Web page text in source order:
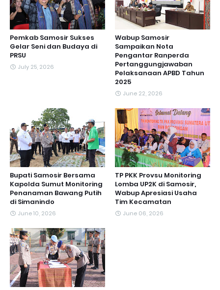
Pemkab Samosir Sukses
Gelar Seni dan Budaya di
PRSU
July 25, 2026
Wabup Samosir
Sampaikan Nota
Pengantar Ranperda
Pertanggungjawaban
Pelaksanaan APBD Tahun
2025
June 22, 2026
Bupati Samosir Bersama
Kapolda Sumut Monitoring
Penanaman Bawang Putih
di Simanindo
June 10, 2026
TP PKK Provsu Monitoring
Lomba UP2K di Samosir,
Wabup Apresiasi Usaha
Tim Kecamatan
June 06, 2026